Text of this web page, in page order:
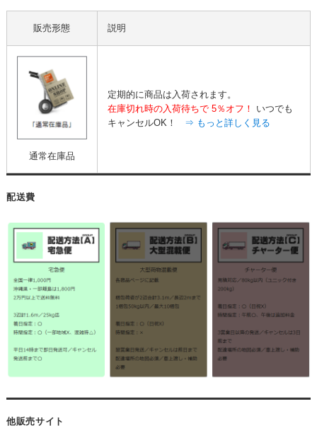
販売形態 説明
通常在庫品
定期的に商品は入荷されます。
在庫切れ時の入荷待ちで 5％オフ！
いつでも
キャンセルOK！
⇒ もっと詳しく見る
配送費
他販売サイト